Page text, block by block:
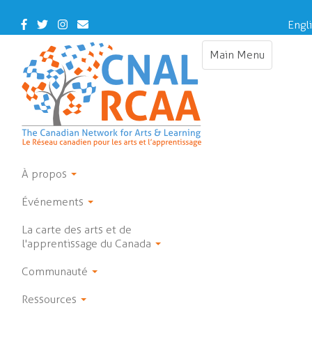
main
Facebook
TwitterInstagram
Contact
Us
Main Menu
Toggle
À propos
Événements
La carte des arts et de
l'apprentissage du Canada
Communauté
Ressources